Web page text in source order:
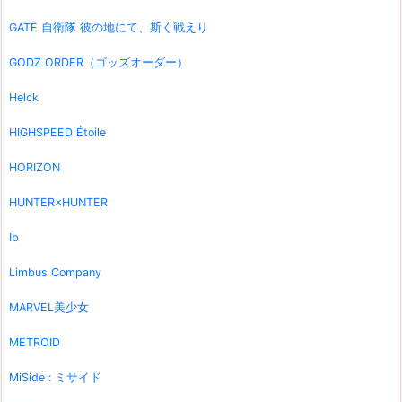
GATE 自衛隊 彼の地にて、斯く戦えり
GODZ ORDER（ゴッズオーダー）
Helck
HIGHSPEED Étoile
HORIZON
HUNTER×HUNTER
Ib
Limbus Company
MARVEL美少女
METROID
MiSide : ミサイド